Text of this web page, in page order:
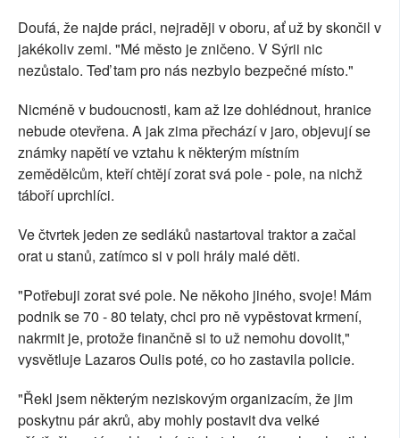
Doufá, že najde práci, nejraději v oboru, ať už by skončil v
jakékoliv zemi. "Mé město je zničeno. V Sýrii nic
nezůstalo. Teď tam pro nás nezbylo bezpečné místo."
Nicméně v budoucnosti, kam až lze dohlédnout, hranice
nebude otevřena. A jak zima přechází v jaro, objevují se
známky napětí ve vztahu k některým místním
zemědělcům, kteří chtějí zorat svá pole - pole, na nichž
táboří uprchlíci.
Ve čtvrtek jeden ze sedláků nastartoval traktor a začal
orat u stanů, zatímco si v poli hrály malé děti.
"Potřebuji zorat své pole. Ne někoho jiného, svoje! Mám
podnik se 70 - 80 telaty, chci pro ně vypěstovat krmení,
nakrmit je, protože finančně si to už nemohu dovolit,"
vysvětluje Lazaros Oulis poté, co ho zastavila policie.
"Řekl jsem některým neziskovým organizacím, že jim
poskytnu pár akrů, aby mohly postavit dva velké